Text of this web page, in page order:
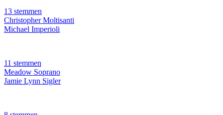
13 stemmen
Christopher Moltisanti
Michael Imperioli
11 stemmen
Meadow Soprano
Jamie Lynn Sigler